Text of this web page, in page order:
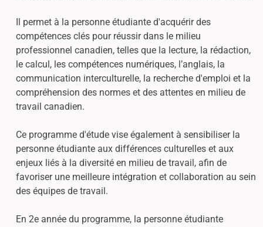
Il permet à la personne étudiante d'acquérir des
compétences clés pour réussir dans le milieu
professionnel canadien, telles que la lecture, la rédaction,
le calcul, les compétences numériques, l’anglais, la
communication interculturelle, la recherche d'emploi et la
compréhension des normes et des attentes en milieu de
travail canadien.
Ce programme d'étude vise également à sensibiliser la
personne étudiante aux différences culturelles et aux
enjeux liés à la diversité en milieu de travail, afin de
favoriser une meilleure intégration et collaboration au sein
des équipes de travail.
En 2e année du programme, la personne étudiante